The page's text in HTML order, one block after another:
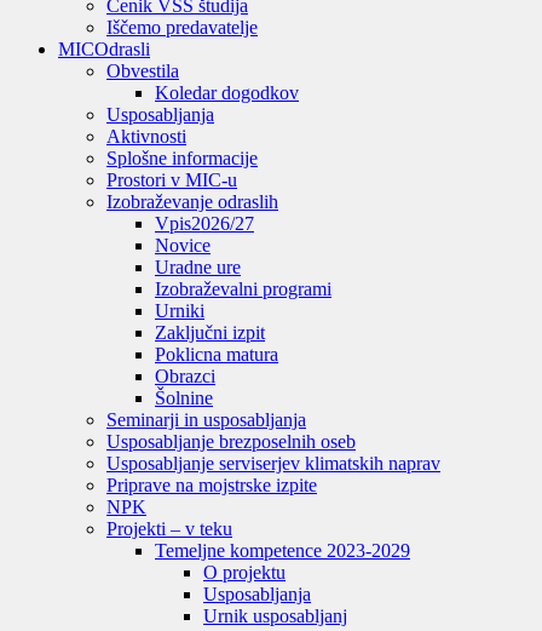
Cenik VSŠ študija
Iščemo predavatelje
MICOdrasli
Obvestila
Koledar dogodkov
Usposabljanja
Aktivnosti
Splošne informacije
Prostori v MIC-u
Izobraževanje odraslih
Vpis2026/27
Novice
Uradne ure
Izobraževalni programi
Urniki
Zaključni izpit
Poklicna matura
Obrazci
Šolnine
Seminarji in usposabljanja
Usposabljanje brezposelnih oseb
Usposabljanje serviserjev klimatskih naprav
Priprave na mojstrske izpite
NPK
Projekti – v teku
Temeljne kompetence 2023-2029
O projektu
Usposabljanja
Urnik usposabljanj